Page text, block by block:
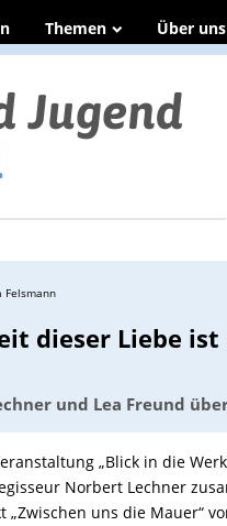
Themen Über uns
Felsmann
dieser Liebe
und Lea Freund
„Blick in die
Norbert Lechner
„Zwischen uns die Mauer“